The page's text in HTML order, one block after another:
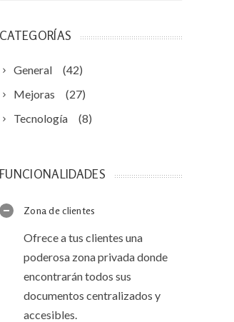
CATEGORÍAS
General
(42)
Mejoras
(27)
Tecnología
(8)
FUNCIONALIDADES
Zona de clientes
Ofrece a tus clientes una
poderosa zona privada donde
encontrarán todos sus
documentos centralizados y
accesibles.